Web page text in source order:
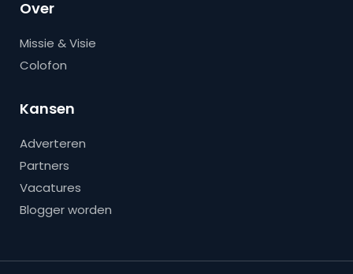
Over
Missie & Visie
Colofon
Kansen
Adverteren
Partners
Vacatures
Blogger worden